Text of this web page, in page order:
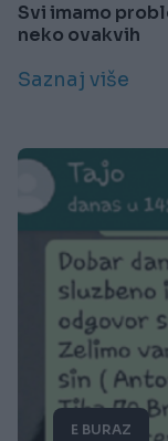
Svi imamo
neko ovakvih
Saznaj više
E BURAZ